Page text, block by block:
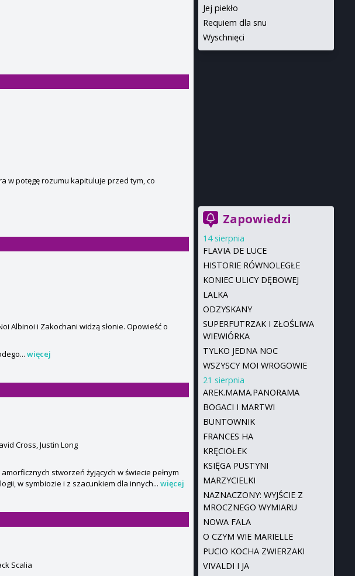
w potęgę rozumu kapituluje przed tym, co
Albinoi i Zakochani widzą słonie. Opowieść o
więcej
Cross, Justin Long
stworzeń żyjących w świecie pełnym
w symbiozie i z szacunkiem dla innych... więcej
Scalia
Jej piekło
Requiem dla snu
Wyschnięci
Zapowiedzi
14 sierpnia
FLAVIA DE LUCE
HISTORIE RÓWNOLEGŁE
KONIEC ULICY DĘBOWEJ
LALKA
ODZYSKANY
SUPERFUTRZAK I ZŁOŚLIWA
WIEWIÓRKA
TYLKO JEDNA NOC
WSZYSCY MOI WROGOWIE
21 sierpnia
AREK.MAMA.PANORAMA
BOGACI I MARTWI
BUNTOWNIK
FRANCES HA
KRĘCIOŁEK
KSIĘGA PUSTYNI
MARZYCIELKI
NAZNACZONY: WYJŚCIE Z
MROCZNEGO WYMIARU
NOWA FALA
O CZYM WIE MARIELLE
PUCIO KOCHA ZWIERZAKI
VIVALDI I JA